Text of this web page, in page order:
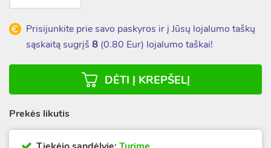
Prisijunkite prie savo paskyros ir į Jūsų lojalumo taškų
sąskaitą sugrįš 8 (0.80 Eur) lojalumo taškai!
DĖTI Į KREPŠELĮ
Prekės likutis